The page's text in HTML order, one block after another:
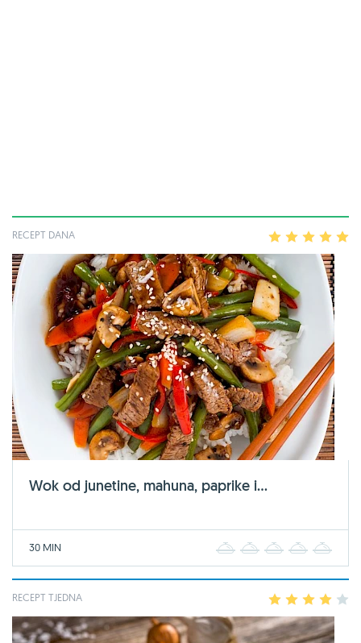
RECEPT DANA 2 3 4
Wok od junetine, mahuna, paprike i...
30 MIN 2 3 4
RECEPT TJEDNA 2 3 4